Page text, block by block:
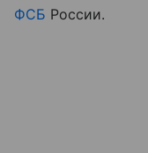
ФСБ России.